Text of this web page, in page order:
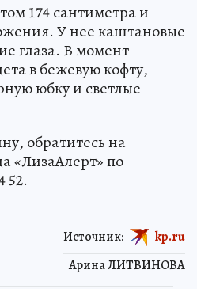
174 сантиметра и
У нее каштановые
глаза. В момент
в бежевую кофту,
юбку и светлые
обратитесь на
«ЛизаАлерт» по
52.
Арина ЛИТВИНОВА
Источник: kp.ru